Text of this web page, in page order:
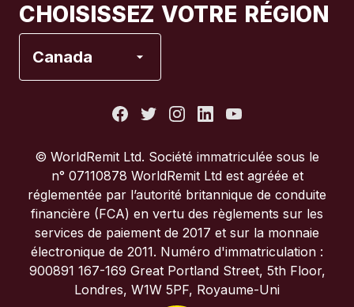
CHOISISSEZ VOTRE RÉGION
Canada
Italie
Portugal
Royaume-Uni
© WorldRemit Ltd. Société immatriculée sous le
n° 07110878 WorldRemit Ltd est agréée et
réglementée par l’autorité britannique de conduite
financière (FCA) en vertu des règlements sur les
services de paiement de 2017 et sur la monnaie
électronique de 2011. Numéro d'immatriculation :
900891 167-169 Great Portland Street, 5th Floor,
Londres, W1W 5PF, Royaume-Uni